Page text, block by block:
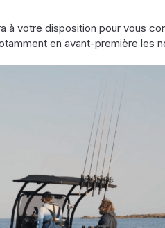
à votre disposition pour vous
en avant-première les